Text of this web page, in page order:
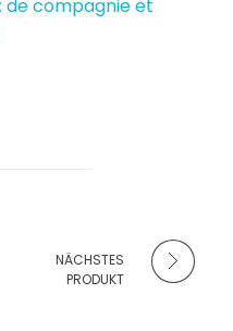
de compagnie et
NÄCHSTES
PRODUKT